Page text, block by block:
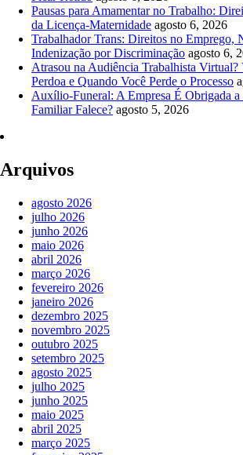
Pausas para Amamentar no Trabalho:
da Licença-Maternidade agosto 6, 2026
Trabalhador Trans: Direitos no Emprego,
Indenização por Discriminação agosto 6,
Atrasou na Audiência Trabalhista
Perdoa e Quando Você Perde o Processo
Auxílio-Funeral: A Empresa É Obrigada a
Familiar Falece? agosto 5, 2026
Arquivos
agosto 2026
julho 2026
junho 2026
maio 2026
abril 2026
março 2026
fevereiro 2026
janeiro 2026
dezembro 2025
novembro 2025
outubro 2025
setembro 2025
agosto 2025
julho 2025
junho 2025
maio 2025
abril 2025
março 2025